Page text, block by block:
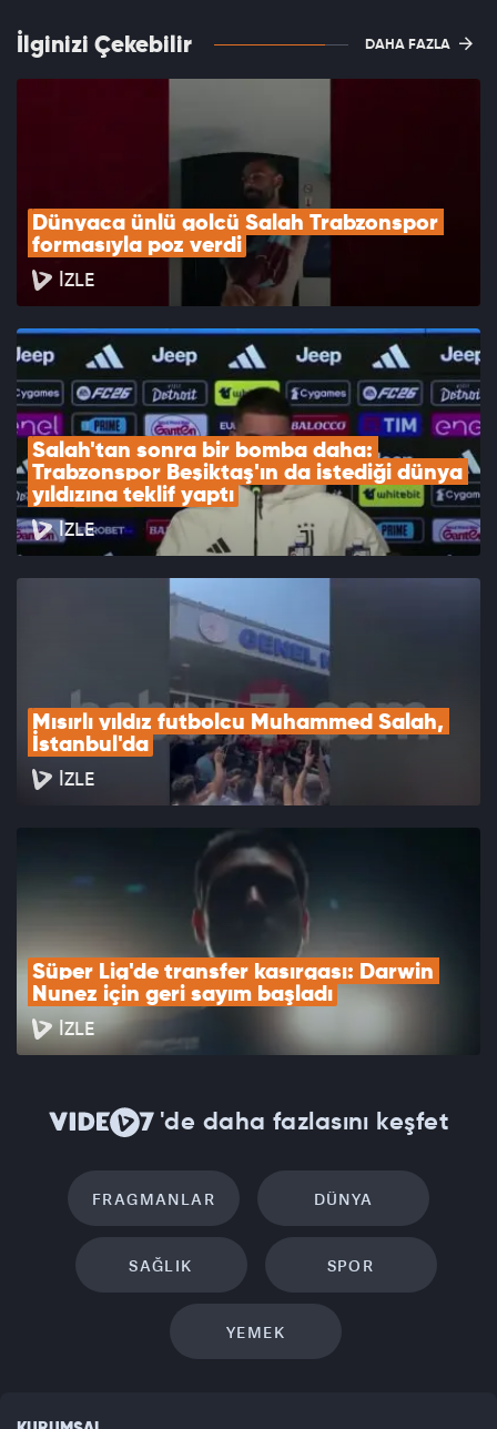
İlginizi Çekebilir DAHA FAZLA
Dünyaca ünlü golcü Salah Trabzonspor
formasıyla poz verdi
İZLE
Salah'tan sonra bir bomba daha:
Trabzonspor Beşiktaş'ın da istediği dünya
yıldızına teklif yaptı
İZLE
Mısırlı yıldız futbolcu Muhammed Salah,
İstanbul'da
İZLE
Süper Lig'de transfer kasırgası: Darwin
Nunez için geri sayım başladı
İZLE
'de daha fazlasını keşfet
FRAGMANLAR DÜNYA
SAĞLIK SPOR
YEMEK